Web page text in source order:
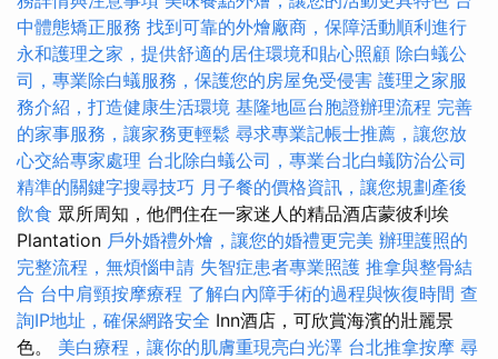
中體態矯正服務 找到可靠的外燴廠商，保障活動順利進行
永和護理之家，提供舒適的居住環境和貼心照顧 除白蟻公
司，專業除白蟻服務，保護您的房屋免受侵害 護理之家服
務介紹，打造健康生活環境 基隆地區台胞證辦理流程 完善
的家事服務，讓家務更輕鬆 尋求專業記帳士推薦，讓您放
心交給專家處理 台北除白蟻公司，專業台北白蟻防治公司
精準的關鍵字搜尋技巧 月子餐的價格資訊，讓您規劃產後
飲食 眾所周知，他們住在一家迷人的精品酒店蒙彼利埃
Plantation 戶外婚禮外燴，讓您的婚禮更完美 辦理護照的
完整流程，無煩惱申請 失智症患者專業照護 推拿與整骨結
合 台中肩頸按摩療程 了解白內障手術的過程與恢復時間 查
詢IP地址，確保網路安全 Inn酒店，可欣賞海濱的壯麗景
色。 美白療程，讓你的肌膚重現亮白光澤 台北推拿按摩 尋